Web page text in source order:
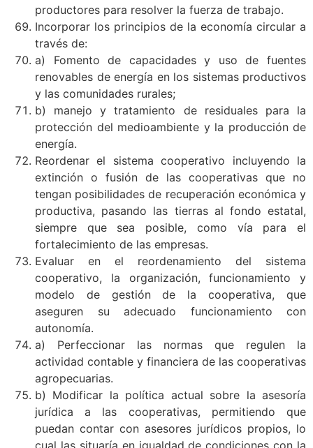
productores para resolver la fuerza de trabajo.
Incorporar los principios de la economía circular a
través de:
a) Fomento de capacidades y uso de fuentes
renovables de energía en los sistemas productivos
y las comunidades rurales;
b) manejo y tratamiento de residuales para la
protección del medioambiente y la producción de
energía.
Reordenar el sistema cooperativo incluyendo la
extinción o fusión de las cooperativas que no
tengan posibilidades de recuperación económica y
productiva, pasando las tierras al fondo estatal,
siempre que sea posible, como vía para el
fortalecimiento de las empresas.
Evaluar en el reordenamiento del sistema
cooperativo, la organización, funcionamiento y
modelo de gestión de la cooperativa, que
aseguren su adecuado funcionamiento con
autonomía.
a) Perfeccionar las normas que regulen la
actividad contable y financiera de las cooperativas
agropecuarias.
b) Modificar la política actual sobre la asesoría
jurídica a las cooperativas, permitiendo que
puedan contar con asesores jurídicos propios, lo
cual las situaría en igualdad de condiciones con la